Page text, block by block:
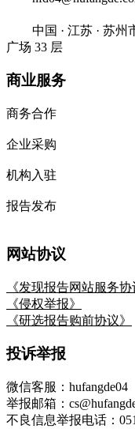
中国 · 江苏 · 苏
广场 33 层
商业服务
商务合作
企业采购
机构入驻
报告发布
网站协议
《发现报告网站服务协
《侵权举报》
《研选报告购前协议》
投诉举报
微信客服：hufangde04
举报邮箱：
不良信息举报电话：